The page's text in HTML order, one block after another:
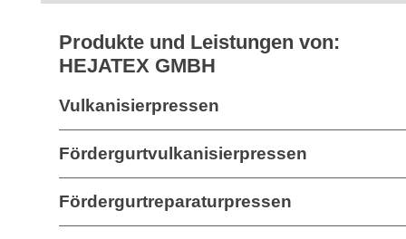
Produkte und Leistungen von:
HEJATEX GMBH
Vulkanisierpressen
Fördergurtvulkanisierpressen
Fördergurtreparaturpressen